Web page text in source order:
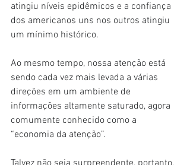
atingiu níveis epidêmicos e a confiança
dos americanos uns nos outros atingiu
um mínimo histórico.
Ao mesmo tempo, nossa atenção está
sendo cada vez mais levada a várias
direções em um ambiente de
informações altamente saturado, agora
comumente conhecido como a
“economia da atenção”.